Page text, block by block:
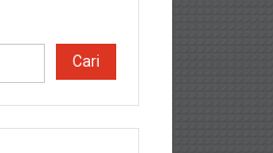
Cari